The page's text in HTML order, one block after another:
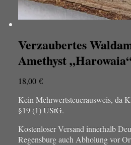
Verzaubertes
Amethyst
18,00 €
Kein Mehrwertsteuerausweis, da
§19 (1) UStG.
Kostenloser Versand innerhalb
Regensburg auch Abholung vor